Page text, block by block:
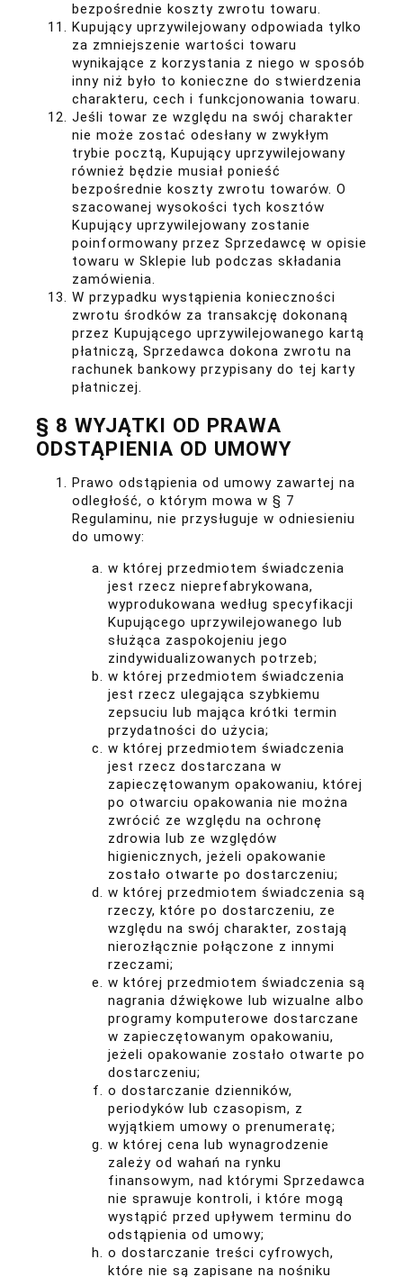
bezpośrednie koszty zwrotu towaru.
Kupujący uprzywilejowany odpowiada tylko
za zmniejszenie wartości towaru
wynikające z korzystania z niego w sposób
inny niż było to konieczne do stwierdzenia
charakteru, cech i funkcjonowania towaru.
Jeśli towar ze względu na swój charakter
nie może zostać odesłany w zwykłym
trybie pocztą, Kupujący uprzywilejowany
również będzie musiał ponieść
bezpośrednie koszty zwrotu towarów. O
szacowanej wysokości tych kosztów
Kupujący uprzywilejowany zostanie
poinformowany przez Sprzedawcę w opisie
towaru w Sklepie lub podczas składania
zamówienia.
W przypadku wystąpienia konieczności
zwrotu środków za transakcję dokonaną
przez Kupującego uprzywilejowanego kartą
płatniczą, Sprzedawca dokona zwrotu na
rachunek bankowy przypisany do tej karty
płatniczej.
§ 8 WYJĄTKI OD PRAWA
ODSTĄPIENIA OD UMOWY
Prawo odstąpienia od umowy zawartej na
odległość, o którym mowa w § 7
Regulaminu, nie przysługuje w odniesieniu
do umowy:
w której przedmiotem świadczenia
jest rzecz nieprefabrykowana,
wyprodukowana według specyfikacji
Kupującego uprzywilejowanego lub
służąca zaspokojeniu jego
zindywidualizowanych potrzeb;
w której przedmiotem świadczenia
jest rzecz ulegająca szybkiemu
zepsuciu lub mająca krótki termin
przydatności do użycia;
w której przedmiotem świadczenia
jest rzecz dostarczana w
zapieczętowanym opakowaniu, której
po otwarciu opakowania nie można
zwrócić ze względu na ochronę
zdrowia lub ze względów
higienicznych, jeżeli opakowanie
zostało otwarte po dostarczeniu;
w której przedmiotem świadczenia są
rzeczy, które po dostarczeniu, ze
względu na swój charakter, zostają
nierozłącznie połączone z innymi
rzeczami;
w której przedmiotem świadczenia są
nagrania dźwiękowe lub wizualne albo
programy komputerowe dostarczane
w zapieczętowanym opakowaniu,
jeżeli opakowanie zostało otwarte po
dostarczeniu;
o dostarczanie dzienników,
periodyków lub czasopism, z
wyjątkiem umowy o prenumeratę;
w której cena lub wynagrodzenie
zależy od wahań na rynku
finansowym, nad którymi Sprzedawca
nie sprawuje kontroli, i które mogą
wystąpić przed upływem terminu do
odstąpienia od umowy;
o dostarczanie treści cyfrowych,
które nie są zapisane na nośniku